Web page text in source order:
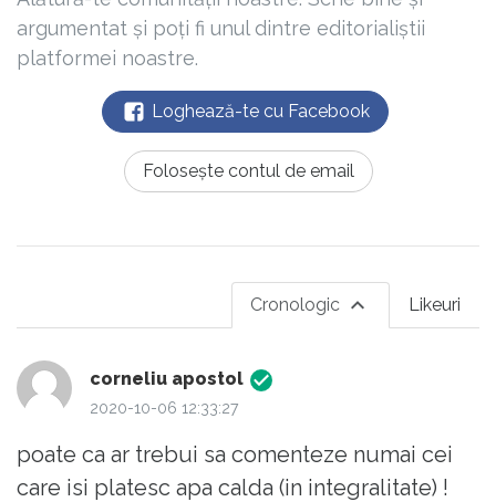
argumentat și poți fi unul dintre editorialiștii
platformei noastre.
Loghează-te cu Facebook
Folosește contul de email
Likeuri
Cronologic
corneliu apostol
2020-10-06 12:33:27
poate ca ar trebui sa comenteze numai cei
care isi platesc apa calda (in integralitate) !